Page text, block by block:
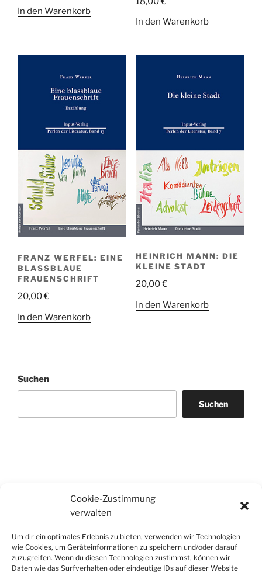
Cookie-Zustimmung
verwalten
Um dir ein optimales Erlebnis zu bieten, verwenden wir Technologien
wie Cookies, um Geräteinformationen zu speichern und/oder darauf
zuzugreifen. Wenn du diesen Technologien zustimmst, können wir
Daten wie das Surfverhalten oder eindeutige IDs auf dieser Website
In den Warenkorb
In den Warenkorb
FRANZ WERFEL: EINE
BLASSBLAUE
FRAUENSCHRIFT
20,00€
In den Warenkorb
HEINRICH MANN: DIE
KLEINE STADT
20,00€
In den Warenkorb
Suchen
Suchen